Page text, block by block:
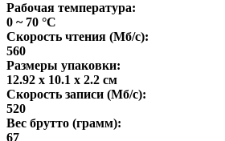
Рабочая температура:
0 ~ 70 °C
Скорость чтения (Мб/с):
560
Размеры упаковки:
12.92 x 10.1 x 2.2 см
Скорость записи (Мб/с):
520
Вес брутто (грамм):
67